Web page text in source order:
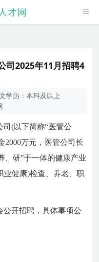
司2025年11月招聘4
学历：本科及以上
(以下简称“医管公
2000万元，医管公司长
、研”于一体的健康产业
业健康)检查、养老、职
公开招聘，具体事项公